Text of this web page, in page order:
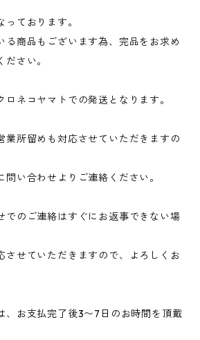
ております。
商品もございます為、完品をお求め
さい。
ロネコヤマトでの発送となります。
業所留めも対応させていただきますの
問い合わせよりご連絡ください。
でのご連絡はすぐにお返事できない場
させていただきますので、よろしくお
、お支払完了後3〜7日のお時間を頂戴